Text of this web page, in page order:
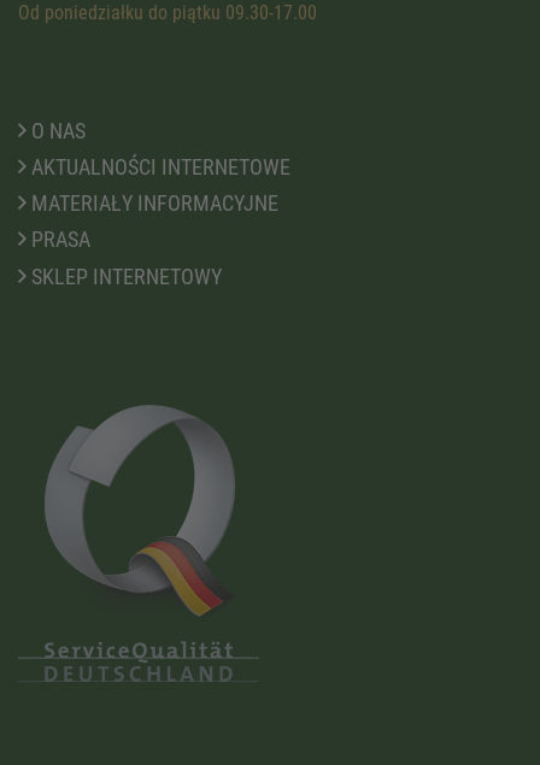
Od poniedziałku do piątku 09.30-17.00
O NAS
AKTUALNOŚCI INTERNETOWE
MATERIAŁY INFORMACYJNE
PRASA
SKLEP INTERNETOWY